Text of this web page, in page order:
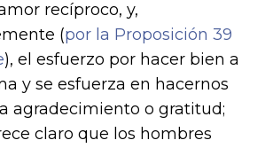
recíproco, y,
(por la Proposición 39
), el esfuerzo por hacer bien a
y se esfuerza en hacernos
agradecimiento o gratitud;
claro que los hombres